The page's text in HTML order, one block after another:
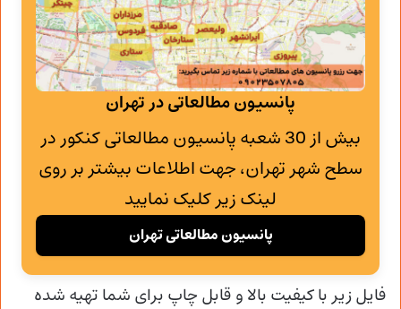
پانسیون مطالعاتی در تهران
بیش از 30 شعبه پانسیون مطالعاتی کنکور در
سطح شهر تهران، جهت اطلاعات بیشتر بر روی
لینک زیر کلیک نمایید
پانسیون مطالعاتی تهران
فایل زیر با کیفیت بالا و قابل چاپ برای شما تهیه شده